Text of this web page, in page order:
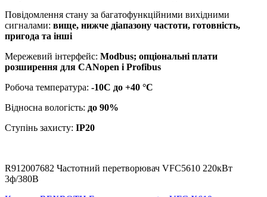
Повідомлення стану за багатофункційними вихідними
сигналами: вище, нижче діапазону частоти, готовність,
пригода та інші
Мережевий інтерфейс: Modbus; опціональні плати
розширення для CANopen і Profibus
Робоча температура: -10С до +40 °C
Відносна вологість: до 90%
Ступінь захисту: IP20
R912007682 Частотний перетворювач VFC5610 220кВт
3ф/380В